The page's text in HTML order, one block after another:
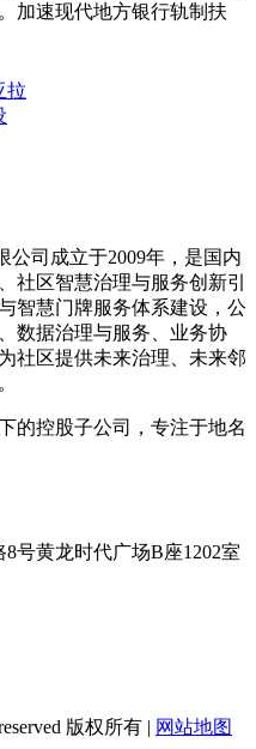
加速现代地方银行轨制扶
拉
公司成立于2009年，是国内
社区智慧治理与服务创新引
智慧门牌服务体系建设，公
数据治理与服务、业务协
社区提供未来治理、未来邻
的控股子公司，专注于地名
号黄龙时代广场B座1202室
版权所有 | 网站地图